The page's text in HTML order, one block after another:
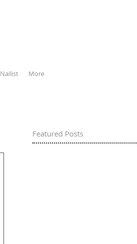
Nailist More
Featured Posts